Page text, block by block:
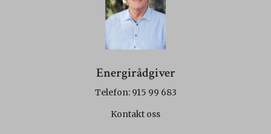
Energirådgiver
Telefon: 915 99 683
Kontakt oss